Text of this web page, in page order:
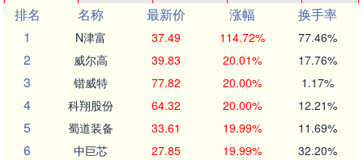
排名
名称 最新价 涨幅
换手率
1
N津富 37.49 114.72% 77.46%
2 威尔高 39.83 20.01% 17.76%
3 锴威特 77.82 20.00% 1.17%
4 科翔股份 64.32 20.00% 12.21%
5 蜀道装备 33.61 19.99% 11.69%
6 中巨芯 27.85 19.99% 32.20%